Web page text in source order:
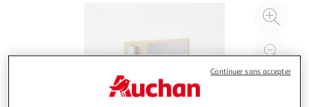
à
Continuer sans accepter